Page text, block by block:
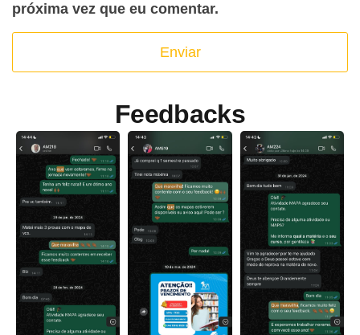
próxima vez que eu comentar.
Feedbacks